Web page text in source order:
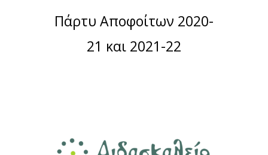
Πάρτυ Αποφοίτων 2020-
21 και 2021-22